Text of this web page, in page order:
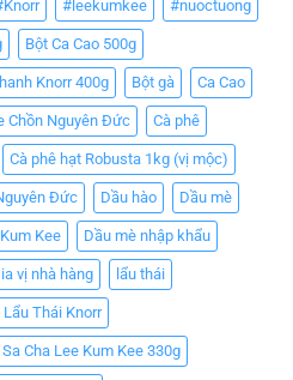
#leekumkee #nuoctuong
Bột Ca Cao 500g
Knorr 400g Bột gà Ca Cao
Chồn Nguyên Đức Cà phê
Cà phê hạt Robusta 1kg (vị mộc)
Đức Dầu hào Dầu mè
Kee Dầu mè nhập khẩu
vị nhà hàng lẩu thái
Lẩu Thái Knorr
Cha Lee Kum Kee 330g